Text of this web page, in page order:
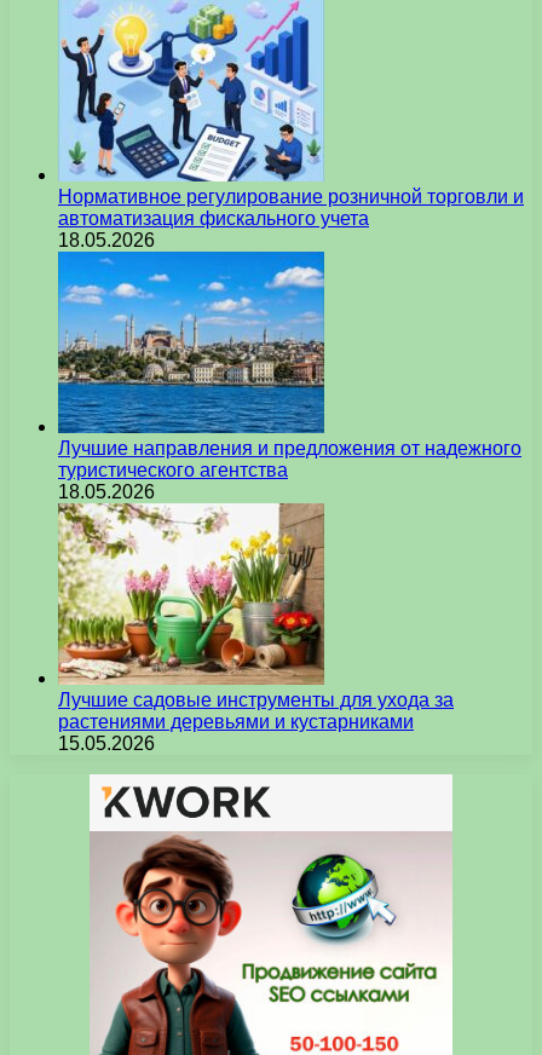
Нормативное регулирование розничной торговли и
автоматизация фискального учета
18.05.2026
Лучшие направления и предложения от надежного
туристического агентства
18.05.2026
Лучшие садовые инструменты для ухода за
растениями деревьями и кустарниками
15.05.2026